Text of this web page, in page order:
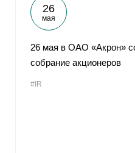
26
мая
26 мая в ОАО «Акрон»
собрание акционеров
#IR